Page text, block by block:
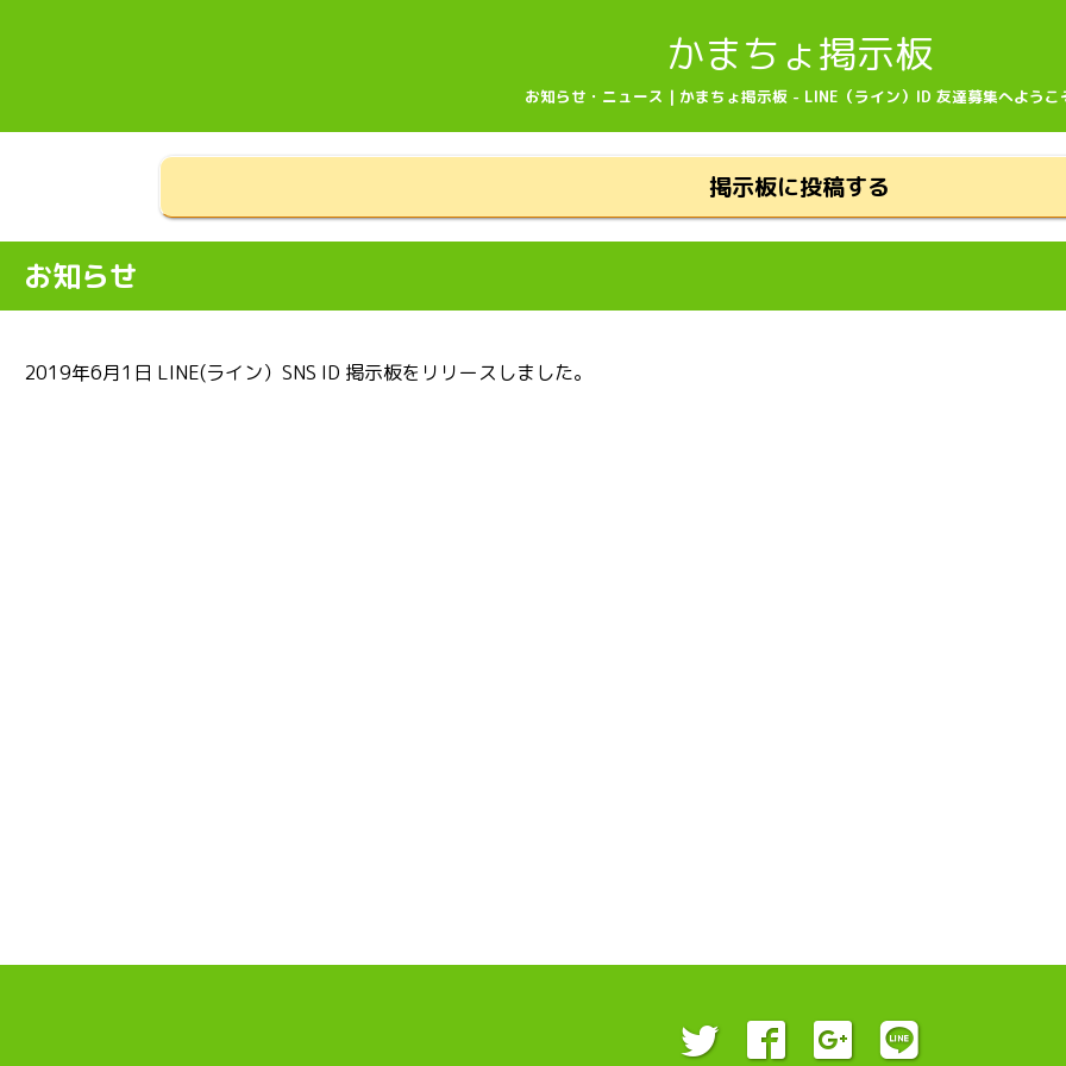
かまちょ掲示板
お知らせ・ニュース | かまちょ掲示板 - LINE（ライン）ID 友達募集へようこ
掲示板に投稿する
お知らせ
2019年6月1日 LINE(ライン）SNS ID 掲示板をリリースしました。